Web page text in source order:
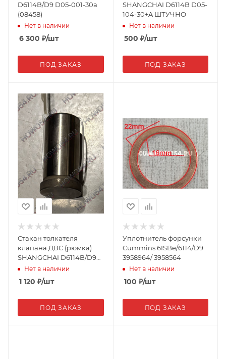
D6114B/D9 D05-001-30a
(08458)
Нет в наличии
6 300 ₽/шт
ПОД ЗАКАЗ
SHANGCHAI D6114B D05-
104-30+A ШТУЧНО
Нет в наличии
500 ₽/шт
ПОД ЗАКАЗ
Стакан толкателя
клапана ДВС (рюмка)
SHANGCHAI D6114B/D9
09778 D127-30
Нет в наличии
1 120 ₽/шт
ПОД ЗАКАЗ
Уплотнитель форсунки
Cummins 6ISBe/6114/D9
3958964/ 3958564
Нет в наличии
100 ₽/шт
ПОД ЗАКАЗ